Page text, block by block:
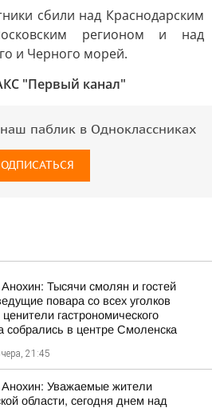
сбили над Краснодарским
регионом и над
и Черного морей.
"Первый канал"
паблик в Одноклассниках
Тысячи смолян и гостей
повара со всех уголков
гастрономического
собрались в центре Смоленска
21:45
Уважаемые жители
области, сегодня днем над